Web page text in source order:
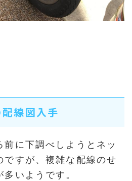
線図入手
前に下調べしようとネッ
ですが、複雑な配線のせ
いようです。